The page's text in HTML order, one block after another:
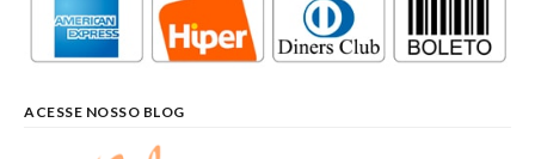
ACESSE NOSSO BLOG